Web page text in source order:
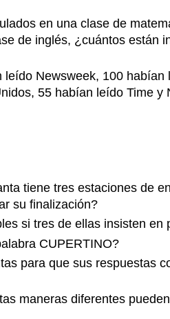
en una clase de
de inglés, ¿cuántos están
Newsweek, 100
55 habían leído Time y
tiene tres estaciones de
su finalización?
si tres de ellas insisten en
CUPERTINO?
para que sus respuestas
maneras diferentes